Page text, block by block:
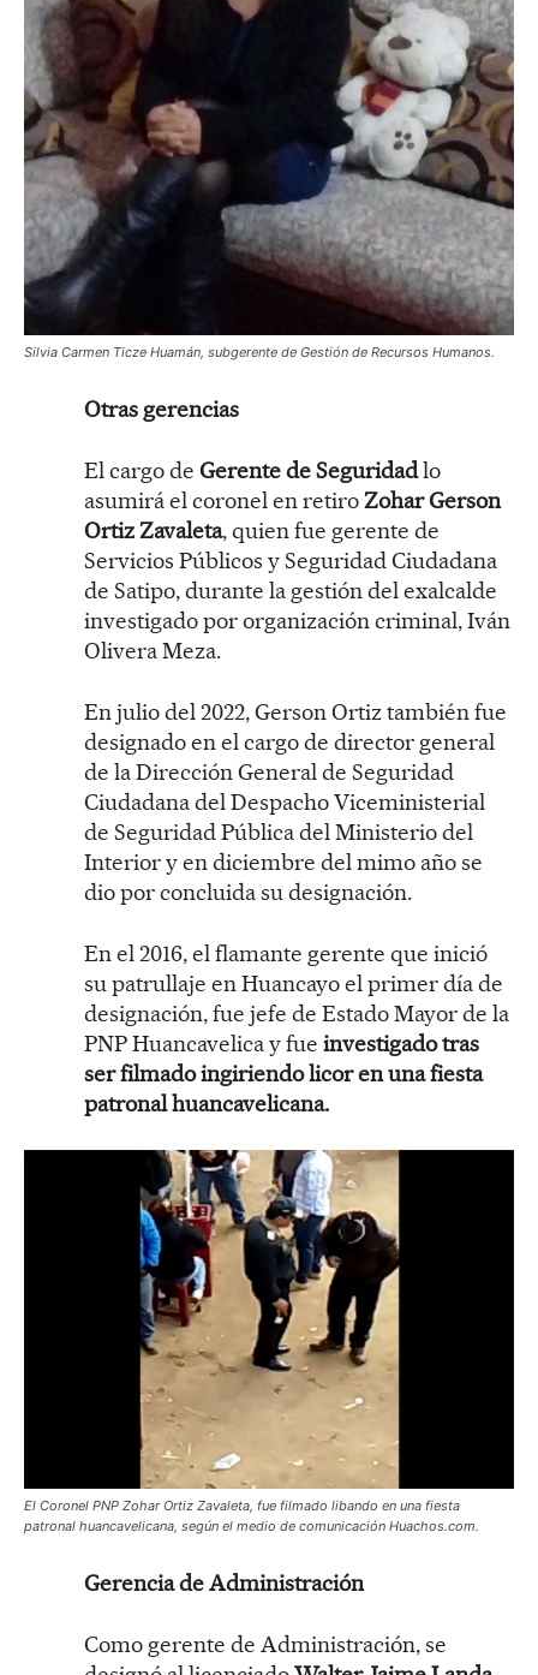
Silvia Carmen Ticze Huamán, subgerente de Gestión de Recursos Humanos.
Otras gerencias
El cargo de Gerente de Seguridadlo
asumirá el coronel en retiroZohar Gerson
Ortiz Zavaleta, quien fue gerente de
Servicios Públicos y Seguridad Ciudadana
de Satipo, durante la gestión del exalcalde
investigado por organización criminal, Iván
Olivera Meza.
En julio del 2022, Gerson Ortiz también fue
designado en el cargo de director general
de la Dirección General de Seguridad
Ciudadana del Despacho Viceministerial
de Seguridad Pública del Ministerio del
Interior y en diciembre del mimo año se
dio por concluida su designación.
En el 2016, el flamante gerente que inició
su patrullaje en Huancayo el primer día de
designación, fue jefe de Estado Mayor de la
PNP Huancavelica y fue investigado tras
ser filmado ingiriendo licor en una fiesta
patronal huancavelicana.
El Coronel PNP Zohar Ortiz Zavaleta, fue filmado libando en una fiesta
patronal huancavelicana, según el medio de comunicación Huachos.com.
Gerencia de Administración
Como gerente de Administración, se